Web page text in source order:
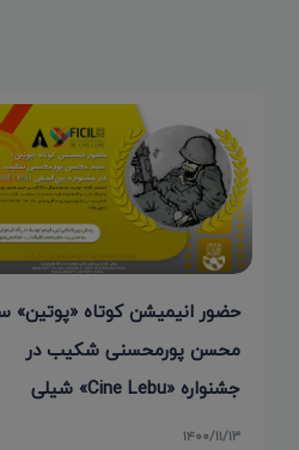
حضور انیمیشن کوتاه «پوتین»
محسن پورمحسنی شکیب در
جشنواره «Cine Lebu» شیلی
۱۴۰۰/۱۱/۱۳